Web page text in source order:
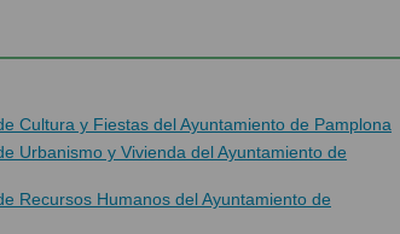
Cultura y Fiestas del Ayuntamiento de Pamplona
Urbanismo y Vivienda del Ayuntamiento de
Recursos Humanos del Ayuntamiento de